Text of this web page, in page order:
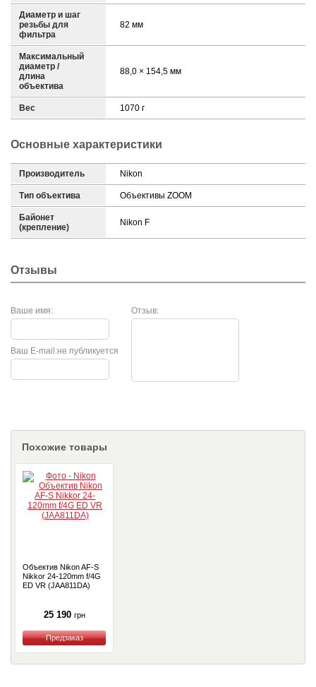
Диаметр и шаг
резьбы для
фильтра
82 мм
Максимальный
диаметр /
длина
объектива
88,0 × 154,5 мм
Вес 1070 г
Основные характеристики
Производитель Nikon
Тип объектива Объективы ZOOM
Байонет
(крепление)
Nikon F
Отзывы
Ваше имя: Отзыв:
не публикуется
Ваш E-mail:
Похожие товары
Объектив Nikon AF-S
Nikkor 24-120mm f/4G
ED VR (JAA811DA)
25 190 грн
Купить